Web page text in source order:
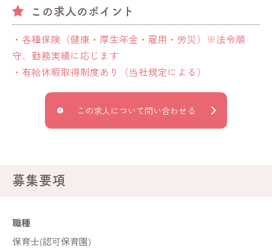
この求人のポイント
・各種保険（健康・厚生年金・雇用・労災）※法令順
守、勤務実績に応じます
・有給休暇取得制度あり（当社規定による）
この求人について問い合わせる
募集要項
職種
保育士(認可保育園)